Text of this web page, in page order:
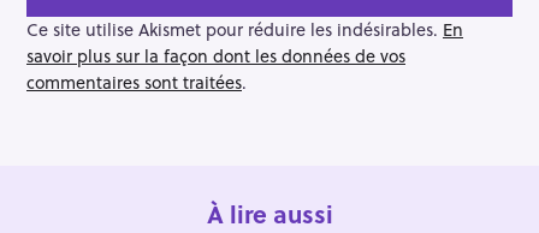
g
a
t
i
Ce site utilise Akismet pour réduire les indésirables. En
savoir plus sur la façon dont les données de vos
commentaires sont traitées.
À lire aussi